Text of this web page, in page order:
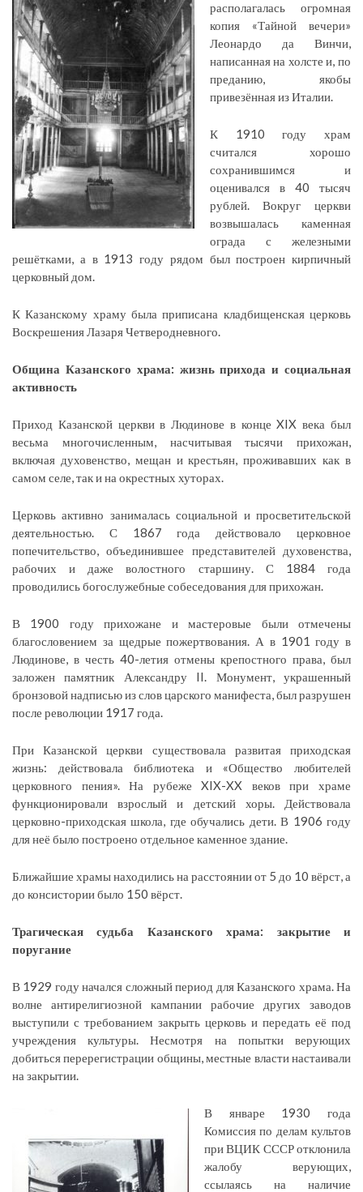
располагалась огромная
копия «Тайной вечери»
Леонардо да Винчи,
написанная на холсте и, по
преданию, якобы
привезённая из Италии.
К 1910 году храм
считался хорошо
сохранившимся и
оценивался в 40 тысяч
рублей. Вокруг церкви
возвышалась каменная
ограда с железными
решётками, а в 1913 году рядом был построен кирпичный
церковный дом.
К Казанскому храму была приписана кладбищенская церковь
Воскрешения Лазаря Четверодневного.
Община Казанского храма: жизнь прихода и социальная
активность
Приход Казанской церкви в Людинове в конце XIX века был
весьма многочисленным, насчитывая тысячи прихожан,
включая духовенство, мещан и крестьян, проживавших как в
самом селе, так и на окрестных хуторах.
Церковь активно занималась социальной и просветительской
деятельностью. С 1867 года действовало церковное
попечительство, объединившее представителей духовенства,
рабочих и даже волостного старшину. С 1884 года
проводились богослужебные собеседования для прихожан.
В 1900 году прихожане и мастеровые были отмечены
благословением за щедрые пожертвования. А в 1901 году в
Людинове, в честь 40-летия отмены крепостного права, был
заложен памятник Александру II. Монумент, украшенный
бронзовой надписью из слов царского манифеста, был разрушен
после революции 1917 года.
При Казанской церкви существовала развитая приходская
жизнь: действовала библиотека и «Общество любителей
церковного пения». На рубеже XIX-XX веков при храме
функционировали взрослый и детский хоры. Действовала
церковно-приходская школа, где обучались дети. В 1906 году
для неё было построено отдельное каменное здание.
Ближайшие храмы находились на расстоянии от 5 до 10 вёрст, а
до консистории было 150 вёрст.
Трагическая судьба Казанского храма: закрытие и
поругание
В 1929 году начался сложный период для Казанского храма. На
волне антирелигиозной кампании рабочие других заводов
выступили с требованием закрыть церковь и передать её под
учреждения культуры. Несмотря на попытки верующих
добиться перерегистрации общины, местные власти настаивали
на закрытии.
В январе 1930 года
Комиссия по делам культов
при ВЦИК СССР отклонила
жалобу верующих,
ссылаясь на наличие